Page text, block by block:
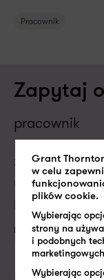
Pracownik
Zapytaj
pracownik
Skontaktujemy
roboczym, aby
potrzebach i
Imię i nazwisko*
Grant
w celu
plików cookie.
Wybierając
strony na
i podobnych
Wybierając